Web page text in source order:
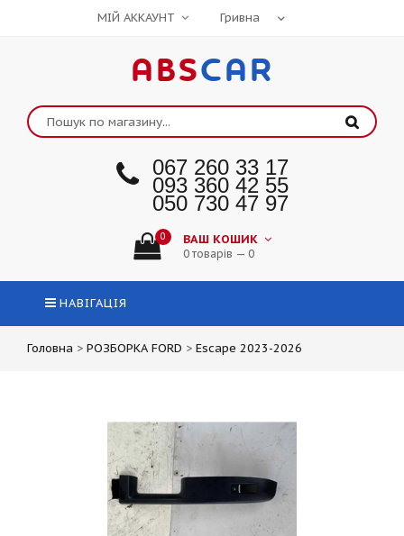
МІЙ АККАУНТ
ABSCAR
067 260 33 17
093 360 42 55
050 730 47 97
0 ВАШ КОШИК
0 товарів — 0
НАВІГАЦІЯ
Головна > РОЗБОРКА FORD > Escape 2023-2026